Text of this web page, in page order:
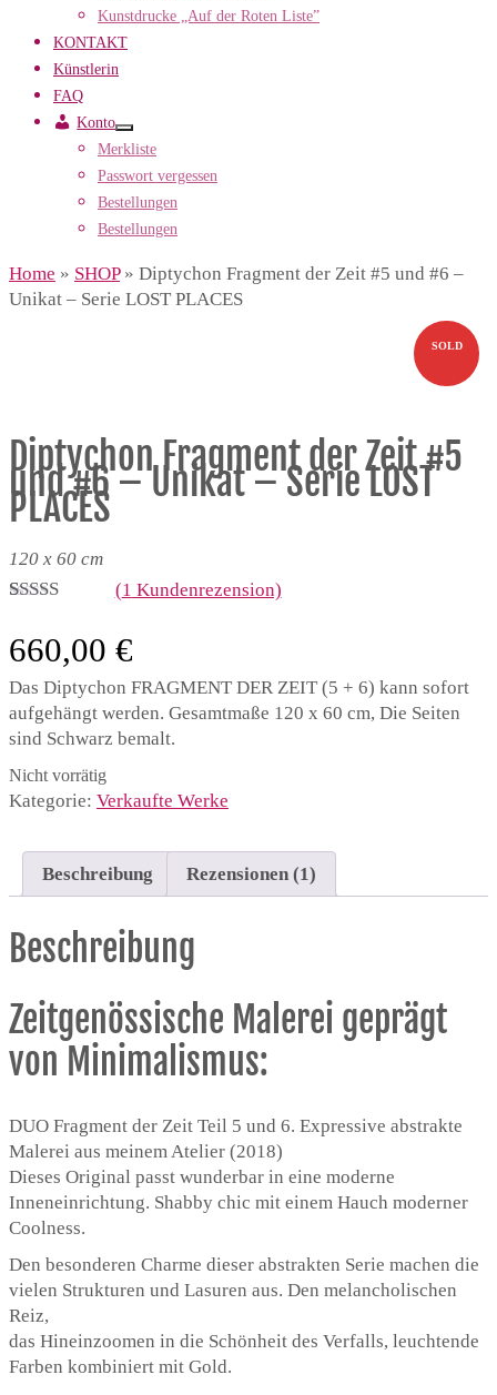
Kunstdrucke „Auf der Roten Liste”
KONTAKT
Künstlerin
FAQ
Konto
Merkliste
Passwort vergessen
Bestellungen
Bestellungen
Home » SHOP» Diptychon Fragment der Zeit #5 und #6 –
Unikat – Serie LOST PLACES
SOLD
Diptychon Fragment der Zeit #5
und #6 – Unikat – Serie LOST
PLACES
120 x 60 cm
5.00 von 5,
basierend
Kundenbewertung
(1 Kundenrezension)
660,00 €
Das Diptychon FRAGMENT DER ZEIT (5 + 6) kann sofort
aufgehängt werden. Gesamtmaße 120 x 60 cm, Die Seiten
sind Schwarz bemalt.
Nicht vorrätig
Kategorie: Verkaufte Werke
Beschreibung Rezensionen (1)
Beschreibung
Zeitgenössische Malerei geprägt
von Minimalismus:
DUO Fragment der Zeit Teil 5 und 6. Expressive abstrakte
Malerei aus meinem Atelier (2018)
Dieses Original passt wunderbar in eine moderne
Inneneinrichtung. Shabby chic mit einem Hauch moderner
Coolness.
Den besonderen Charme dieser abstrakten Serie machen die
vielen Strukturen und Lasuren aus. Den melancholischen
Reiz,
das Hineinzoomen in die Schönheit des Verfalls, leuchtende
Farben kombiniert mit Gold.